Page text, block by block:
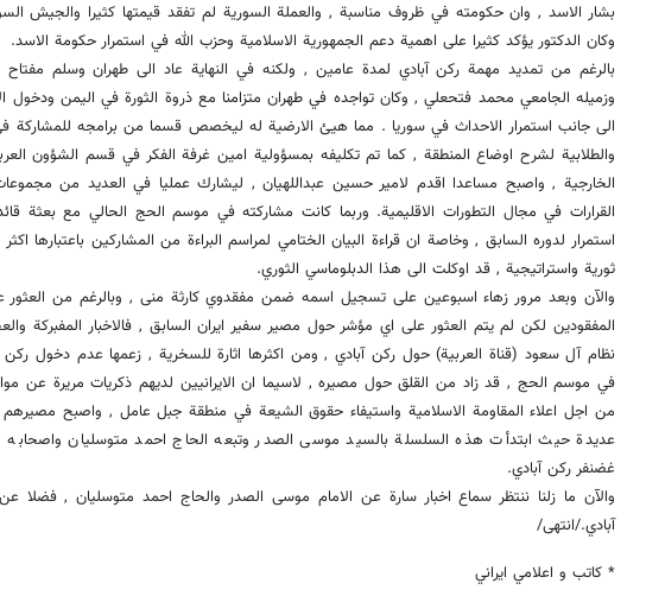
بشار الاسد , وان حكومته في ظروف مناسبة , والعملة السورية لم تفقد قيمتها كثيرا والجيش
وكان الدكتور يؤكد كثيرا على اهمية دعم الجمهورية الاسلامية وحزب الله في استمرار حكومة الاسد.
بالرغم من تمديد مهمة ركن آبادي لمدة عامين , ولكنه في النهاية عاد الى طهران وسلم مفتاح
وزميله الجامعي محمد فتحعلي , وكان تواجده في طهران متزامنا مع ذروة الثورة في اليمن ودخول
الى جانب استمرار الاحداث في سوريا . مما هيئ الارضية له ليخصص قسما من برامجه للمشاركة في
والطلابية لشرح اوضاع المنطقة , كما تم تكليفه بمسؤولية امين غرفة الفكر في قسم الشؤون
الخارجية , واصبح مساعدا اقدم لامير حسين عبداللهيان , ليشارك عمليا في العديد من
القرارات في مجال التطورات الاقليمية. وربما كانت مشاركته في موسم الحج الحالي مع بعثة قائد
استمرار لدوره السابق , وخاصة ان قراءة البيان الختامي لمراسم البراءة من المشاركين باعتبارها
ثورية واستراتيجية , قد اوكلت الى هذا الدبلوماسي الثوري.
والآن وبعد مرور زهاء اسبوعين على تسجيل اسمه ضمن مفقدوي كارثة منى , وبالرغم من
المفقودين لكن لم يتم العثور على اي مؤشر حول مصير سفير ايران السابق , فالاخبار المفبركة
نظام آل سعود (قناة العربية) حول ركن آبادي , ومن اكثرها اثارة للسخرية , زعمها عدم دخول ركن
في موسم الحج , قد زاد من القلق حول مصيره , لاسيما ان الايرانيين لديهم ذكريات مريرة عن
من اجل اعلاء المقاومة الاسلامية واستيفاء حقوق الشيعة في منطقة جبل عامل , واصبح
عديدة حيث ابتدأت هذه السلسلة بالسيد موسى الصدر وتبعه الحاج احمد متوسليان واصحابه
غضنفر ركن آبادي.
والآن ما زلنا ننتظر سماع اخبار سارة عن الامام موسى الصدر والحاج احمد متوسليان , فضلا
آبادي./انتهى/
* كاتب و اعلامي ايراني